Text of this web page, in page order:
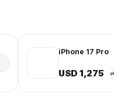
iPhone 17 Pro
USD 1,275 ⇄